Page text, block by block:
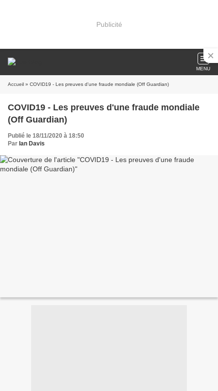
Publicité
MENU
Accueil » COVID19 - Les preuves d'une fraude mondiale (Off Guardian)
COVID19 - Les preuves d'une fraude mondiale
(Off Guardian)
Publié le 18/11/2020 à 18:50
Par Ian Davis